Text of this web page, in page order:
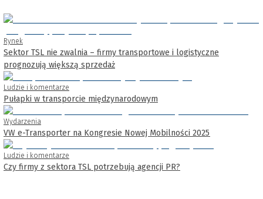
Rynek
Sektor TSL nie zwalnia – firmy transportowe i logistyczne
prognozują większą sprzedaż
Ludzie i komentarze
Pułapki w transporcie międzynarodowym
Wydarzenia
VW e-Transporter na Kongresie Nowej Mobilności 2025
Ludzie i komentarze
Czy firmy z sektora TSL potrzebują agencji PR?